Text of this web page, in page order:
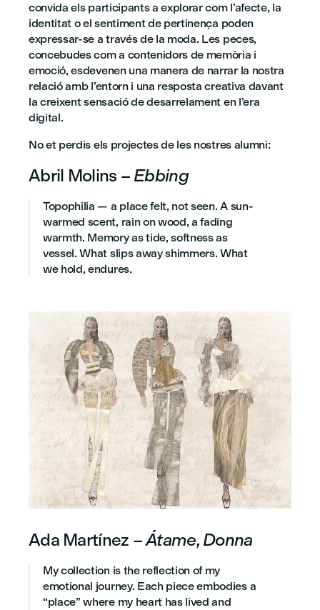
convida els participants a explorar com l’afecte, la
identitat o el sentiment de pertinença poden
expressar-se a través de la moda. Les peces,
concebudes com a contenidors de memòria i
emoció, esdevenen una manera de narrar la nostra
relació amb l’entorn i una resposta creativa davant
la creixent sensació de desarrelament en l’era
digital.
No et perdis els projectes de les nostres alumni:
Abril Molins – Ebbing
Topophilia — a place felt, not seen. A sun-
warmed scent, rain on wood, a fading
warmth. Memory as tide, softness as
vessel. What slips away shimmers. What
we hold, endures.
Ada Martínez –Átame, Donna
My collection is the reflection of my
emotional journey. Each piece embodies a
“place” where my heart has lived and